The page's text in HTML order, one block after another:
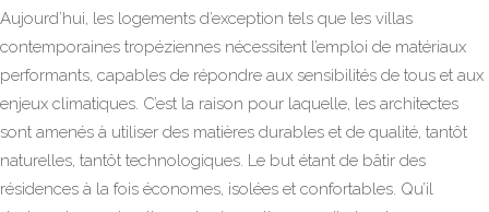
Aujourd’hui, les logements d’exception tels que les villas
contemporaines tropéziennes nécessitent l’emploi de matériaux
performants, capables de répondre aux sensibilités de tous et aux
enjeux climatiques. C’est la raison pour laquelle, les architectes
sont amenés à utiliser des matières durables et de qualité, tantôt
naturelles, tantôt technologiques. Le but étant de bâtir des
résidences à la fois économes, isolées et confortables. Qu’il